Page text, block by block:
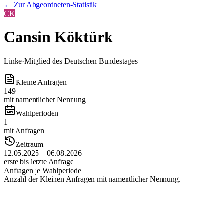
← Zur Abgeordneten-Statistik
CK
Cansin Köktürk
Linke·Mitglied des Deutschen Bundestages
Kleine Anfragen
149
mit namentlicher Nennung
Wahlperioden
1
mit Anfragen
Zeitraum
12.05.2025 – 06.08.2026
erste bis letzte Anfrage
Anfragen je Wahlperiode
Anzahl der Kleinen Anfragen mit namentlicher Nennung.